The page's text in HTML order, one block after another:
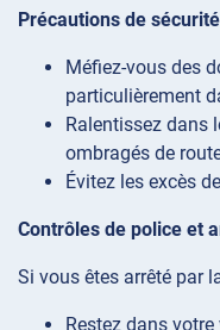
Précautions de
Méfiez-vous des
particulièrement
Ralentissez dans
ombragés de
Évitez les excès
Contrôles de police et
Si vous êtes arrêté par
Restez dans